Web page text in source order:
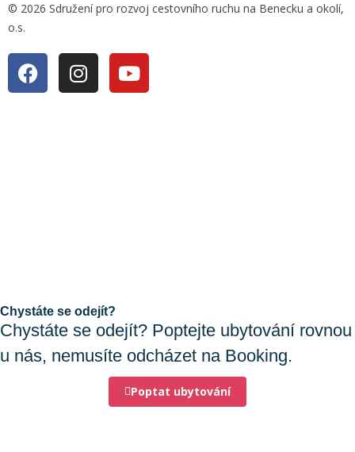
© 2026 Sdružení pro rozvoj cestovního ruchu na Benecku a okolí,
o.s.
Chystáte se odejít?
Chystáte se odejít? Poptejte ubytování rovnou
u nás, nemusíte odcházet na Booking.
Poptat ubytování